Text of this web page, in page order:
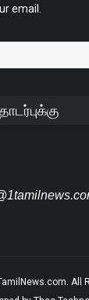
email.
. All